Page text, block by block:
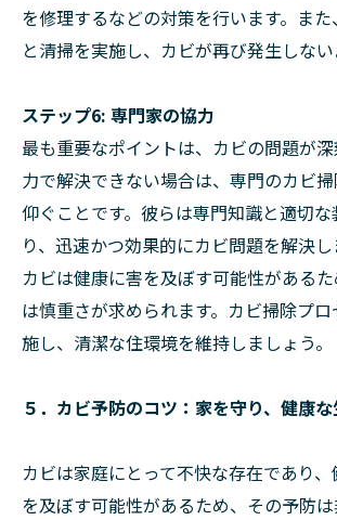
を修理するなどの対策を行います。ま
と清掃を実施し、カビが再び発生しない
ステップ6: 専門家の協力
最も重要なポイントは、カビの問題が
力で解決できない場合は、専門のカビ
仰ぐことです。彼らは専門知識と適切
り、迅速かつ効果的にカビ問題を解決し
カビは健康に害を及ぼす可能性がある
は慎重さが求められます。カビ掃除プ
施し、清潔な住環境を維持しましょう。
５．カビ予防のコツ：家を守り、健康
カビは家庭にとって不快な存在であり
を及ぼす可能性があるため、その予防